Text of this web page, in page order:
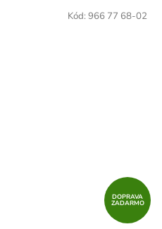
DOPRAVA
ZADARMO
Kód: 966 77 68-02